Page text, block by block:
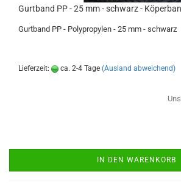
Gurtband PP - 25 mm - schwarz -
Gurtband PP - Polypropylen - 25 mm - schwarz
Lieferzeit: ca. 2-4 Tage (Ausland abweichend)
IN DEN WARENKORB